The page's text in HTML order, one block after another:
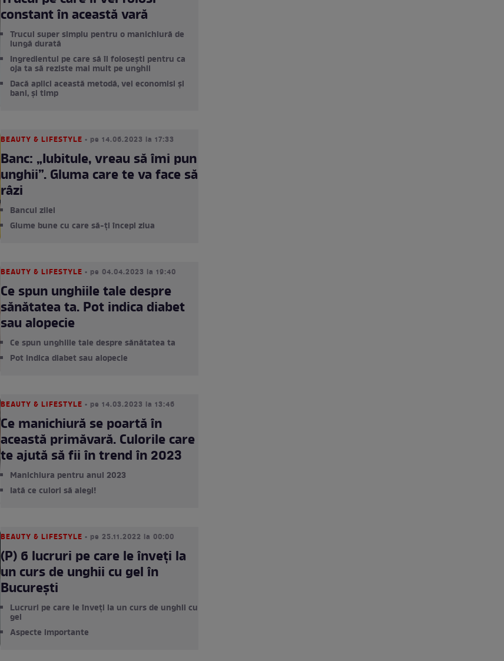
constant în această vară
Trucul super simplu pentru o manichiură de
lungă durată
Ingredientul pe care să îl folosești pentru ca
oja ta să reziste mai mult pe unghii
Dacă aplici această metodă, vei economisi și
bani, și timp
BEAUTY & LIFESTYLE • pe 14.06.2023 la 17:33
Banc: „Iubitule, vreau să îmi pun
unghii”. Gluma care te va face să
râzi
Bancul zilei
Glume bune cu care să-ți începi ziua
BEAUTY & LIFESTYLE • pe 04.04.2023 la 19:40
Ce spun unghiile tale despre
sănătatea ta. Pot indica diabet
sau alopecie
Ce spun unghiile tale despre sănătatea ta
Pot indica diabet sau alopecie
BEAUTY & LIFESTYLE • pe 14.03.2023 la 13:46
Ce manichiură se poartă în
această primăvară. Culorile care
te ajută să fii în trend în 2023
Manichiura pentru anul 2023
Iată ce culori să alegi!
BEAUTY & LIFESTYLE • pe 25.11.2022 la 00:00
(P) 6 lucruri pe care le înveți la
un curs de unghii cu gel în
București
Lucruri pe care le înveți la un curs de unghii cu
gel
Aspecte importante